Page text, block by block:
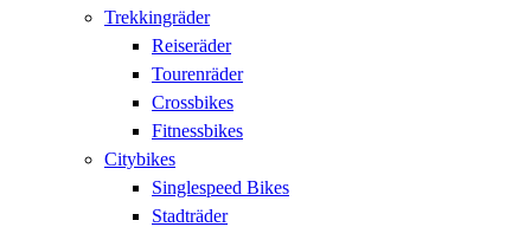
Trekkingräder
Reiseräder
Tourenräder
Crossbikes
Fitnessbikes
Citybikes
Singlespeed Bikes
Stadträder